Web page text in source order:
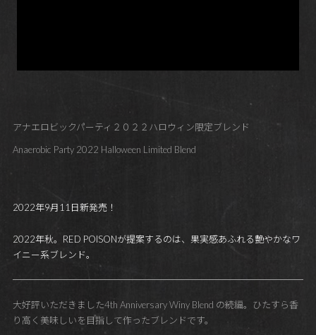
アナエロビックパーティ２０２２ハロウィン限定ブレンド
Anaerobic Party 2022 Halloween Limited Blend
2022年9月11日新発売！
2022年秋。RED POISONが提案するのは、果実感あふれる艶やかなワ
イニー系ブレンド。
大好評いただきました4th Anniversary Winy Blend の続編。ひたすら香
り高く美味しいを目指して作ったブレンドです。